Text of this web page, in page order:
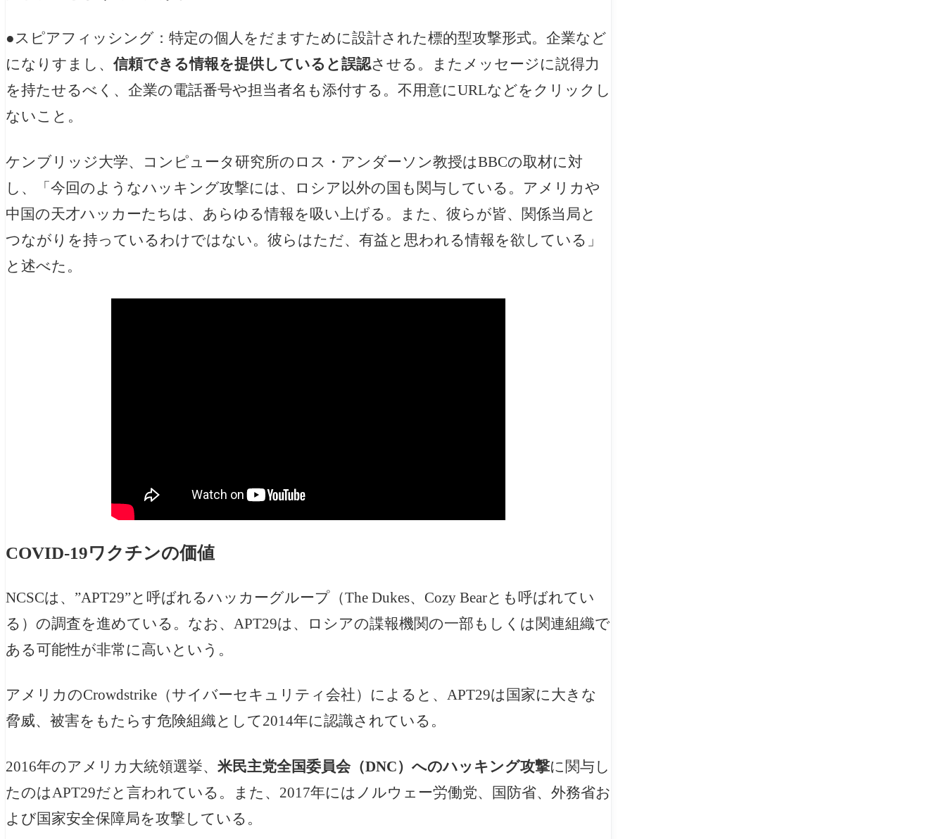
●スピアフィッシング：特定の個人をだますために設計された標的型攻撃形式。企業など
になりすまし、信頼できる情報を提供していると誤認させる。またメッセージに説得力
を持たせるべく、企業の電話番号や担当者名も添付する。不用意にURLなどをクリックし
ないこと。
ケンブリッジ大学、コンピュータ研究所のロス・アンダーソン教授はBBCの取材に対
し、「今回のようなハッキング攻撃には、ロシア以外の国も関与している。アメリカや
中国の天才ハッカーたちは、あらゆる情報を吸い上げる。また、彼らが皆、関係当局と
つながりを持っているわけではない。彼らはただ、有益と思われる情報を欲している」
と述べた。
COVID-19ワクチンの価値
NCSCは、”APT29”と呼ばれるハッカーグループ（The Dukes、Cozy Bearとも呼ばれてい
る ）の調査を進めている。なお、APT29は、ロシアの諜報機関の一部もしくは関連組織で
ある可能性が非常に高いという。
アメリカのCrowdstrike（サイバーセキュリティ会社）によると、APT29は国家に大きな
脅威、被害をもたらす危険組織として2014年に認識されている。
2016年のアメリカ大統領選挙、 米民主党全国委員会（DNC）へのハッキング攻撃に関与し
たのはAPT29だと言われている。また、 2017年にはノルウェー労働党、国防省、外務省お
よび国家安全保障局を攻撃している。